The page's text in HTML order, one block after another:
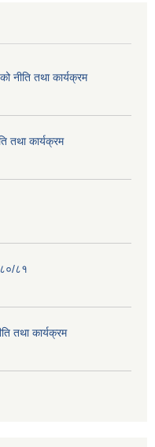
नीति तथा कार्यक्रम
तथा कार्यक्रम
८१
तथा कार्यक्रम